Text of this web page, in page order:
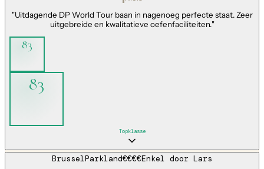
"Uitdagende DP World Tour baan in nagenoeg perfecte staat. Zeer
uitgebreide en kwalitatieve oefenfaciliteiten."
83
83
Topklasse
BrusselParkland€€€€Enkel door Lars